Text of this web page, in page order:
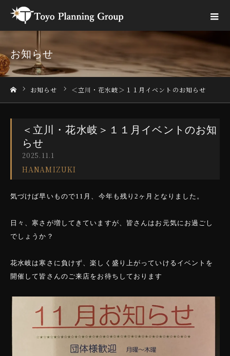
お知らせ
お知らせ ＜立川・花水岐＞１１月イベントのお知らせ
＜立川・花水岐＞１１月イベントのお知
らせ
2025.11.1
HANAMIZUKI
気づけば早いもので11月、今年も残り2ヶ月となりました。
日々、寒さが増してきていますが、皆さんはお元気にお過ごし
でしょうか？
花水岐は寒さに負けず、楽しく盛り上がっていけるイベントを
開催して皆さんのご来店をお待ちしております